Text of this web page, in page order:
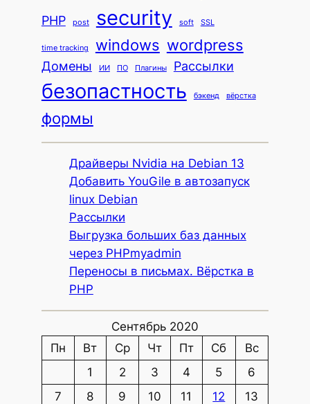
PHP post security soft SSL
time tracking windows wordpress
Домены ИИ ПО Плагины Рассылки
безопастность бэкенд вёрстка
формы
Драйверы Nvidia на Debian 13
Добавить YouGile в автозапуск
linux Debian
Рассылки
Выгрузка больших баз данных
через PHPmyadmin
Переносы в письмах. Вёрстка в
PHP
Сентябрь 2020
Пн
Вт Ср Чт Пт Сб
Вс
1
2 3 4 5
6
7
8 9 10 11 12
13